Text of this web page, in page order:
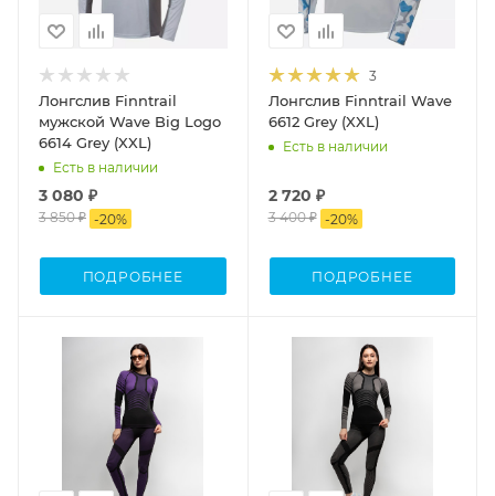
Лонгслив Finntrail
мужской Wave Big Logo
6614 Grey (XXL)
Есть в наличии
3 080 ₽
3 850 ₽ -20%
ПОДРОБНЕЕ
3
Лонгслив Finntrail Wave
6612 Grey (XXL)
Есть в наличии
2 720 ₽
3 400 ₽ -20%
ПОДРОБНЕЕ